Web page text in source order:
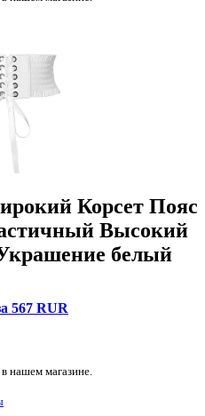
Корсет Пояс
Высокий
белый
567 RUR
нашем магазине.